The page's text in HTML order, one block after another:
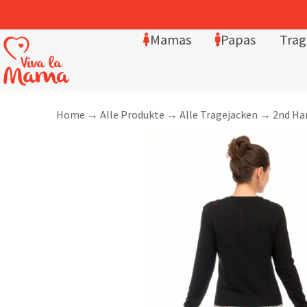
Mamas Papas
Home → Alle Produkte → Alle Tragejacken → 2nd